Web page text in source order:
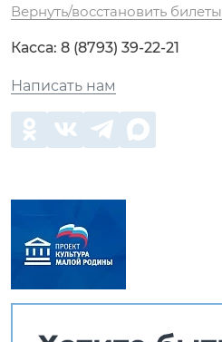
Вернуть/восстановить билеты
Касса: 8 (8793) 39-22-21
Написать нам